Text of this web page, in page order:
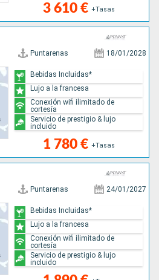
3 610 € +Tasas
Puntarenas 18/01/2028
1 780 € +Tasas
Bebidas Incluidas*
Lujo a la francesa
Conexión wifi ilimitado de
cortesía
Servicio de prestigio & lujo
incluido
Puntarenas 24/01/2027
Bebidas Incluidas*
Lujo a la francesa
Conexión wifi ilimitado de
cortesía
Servicio de prestigio & lujo
incluido